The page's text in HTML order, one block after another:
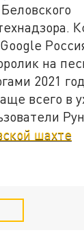
Беловского
на
2021
всего в
шахте